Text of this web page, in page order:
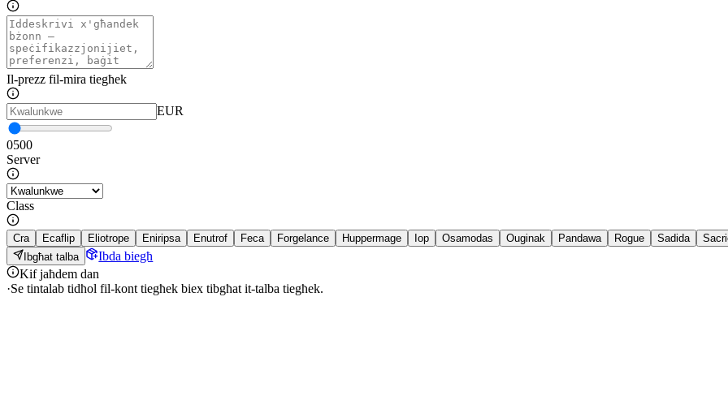
Il-prezz fil-mira tiegħek
EUR
0500
Server
Class
Cra Ecaflip Eliotrope Eniripsa Enutrof Feca Forgelance Huppermage Iop Osamodas Ouginak Pandawa Rogue Sadida
Ibgħat talba
Ibda biegħ
Kif jaħdem dan
·Se tintalab tidħol fil-kont tiegħek biex tibgħat it-talba tiegħek.